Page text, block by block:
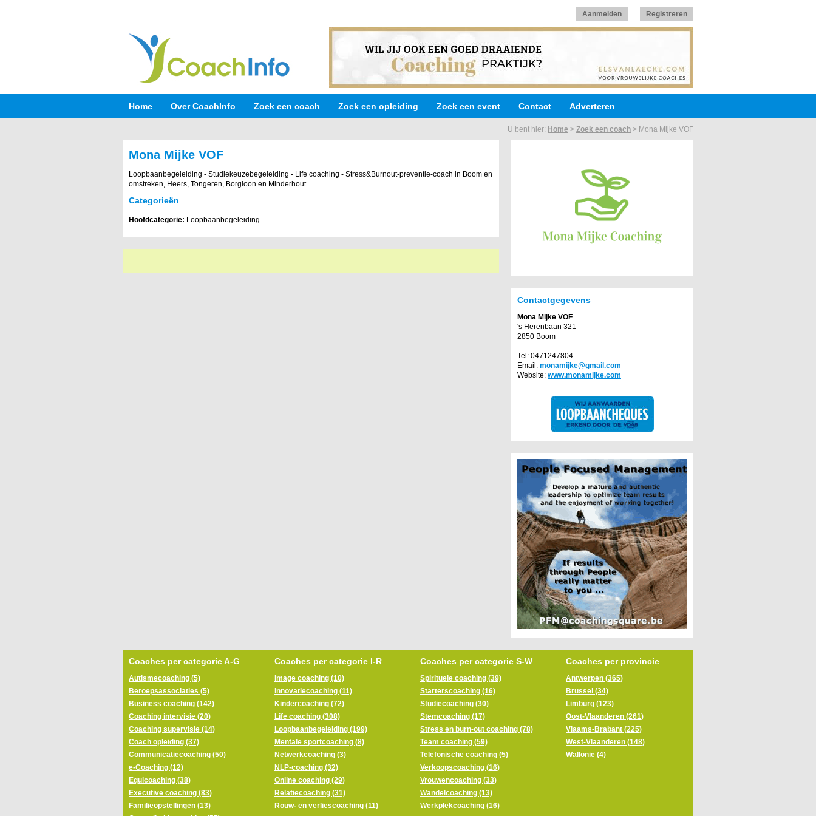
Aanmelden Registreren
Home Over CoachInfo Zoek een coach Zoek een opleiding Zoek een event Contact Adverteren
U bent hier: Home > Zoek een coach > Mona Mijke VOF
Mona Mijke VOF
Loopbaanbegeleiding - Studiekeuzebegeleiding - Life coaching - Stress&Burnout-preventie-coach in Boom en
omstreken, Heers, Tongeren, Borgloon en Minderhout
Categorieën
Hoofdcategorie: Loopbaanbegeleiding
Contactgegevens
Mona Mijke VOF
's Herenbaan 321
2850 Boom
Tel: 0471247804
Email: monamijke@gmail.com
Website: www.monamijke.com
Coaches per categorie A-G
Autismecoaching (5)
Beroepsassociaties (5)
Business coaching (142)
Coaching intervisie (20)
Coaching supervisie (14)
Coach opleiding (37)
Communicatiecoaching (50)
e-Coaching (12)
Equicoaching (38)
Executive coaching (83)
Familieopstellingen (13)
Coaches per categorie I-R
Image coaching (10)
Innovatiecoaching (11)
Kindercoaching (72)
Life coaching (308)
Loopbaanbegeleiding (199)
Mentale sportcoaching (8)
Netwerkcoaching (3)
NLP-coaching (32)
Online coaching (29)
Relatiecoaching (31)
Rouw- en verliescoaching (11)
Coaches per categorie S-W
Spirituele coaching (39)
Starterscoaching (16)
Studiecoaching (30)
Stemcoaching (17)
Stress en burn-out coaching (78)
Team coaching (59)
Telefonische coaching (5)
Verkoopscoaching (16)
Vrouwencoaching (33)
Wandelcoaching (13)
Werkplekcoaching (16)
Coaches per provincie
Antwerpen (365)
Brussel (34)
Limburg (123)
Oost-Vlaanderen (261)
Vlaams-Brabant (225)
West-Vlaanderen (148)
Wallonië (4)